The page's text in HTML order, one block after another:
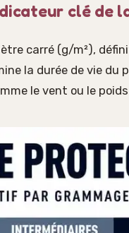
clé de
carré (g/m²),
la durée de vie du
le vent ou le poids